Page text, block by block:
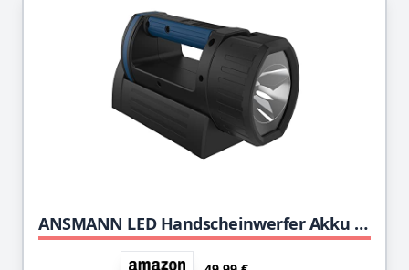
ANSMANN LED Handscheinwerfer Akku mit 5200mAh aufladbar über Micro USB & Ladeaschale - Handlampe mit 3 Leuchtmodi (100%, 30%, Blinklicht), verstellbarer Lampenkopf, Suchscheinwerfer - Notbeleuchtung